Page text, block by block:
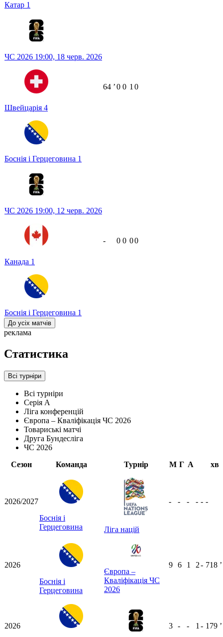
Катар 1
ЧС 2026 19:00, 18 черв. 2026
Швейцарія 4
Боснія і Герцеговина 1
64 ʼ0 0 1 0
ЧС 2026 19:00, 12 черв. 2026
Канада 1
Боснія і Герцеговина 1
- 0 0 00
До усіх матчів
реклама
Статистика
Всі турніри
Всі турніри
Серія А
Ліга конференцій
Європа – Кваліфікація ЧС 2026
Товариські матчі
Друга Бундесліга
ЧС 2026
Сезон
Команда Турнір М Г А хв
2026/2027
Боснія і
Герцеговина
Ліга націй
- - - - - -
2026
Боснія і
Герцеговина
Європа –
Кваліфікація ЧС
2026
9 6 1 2- 718 ʼ
2026
3 - - 1 - 179 ʼ